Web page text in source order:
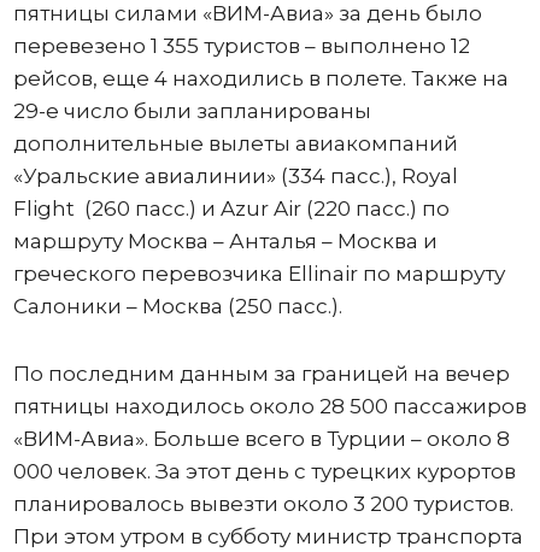
пятницы силами «ВИМ-Авиа» за день было
перевезено 1 355 туристов – выполнено 12
рейсов, еще 4 находились в полете. Также на
29-е число были запланированы
дополнительные вылеты авиакомпаний
«Уральские авиалинии» (334 пасc.), Royal
Flight (260 пасс.) и Azur Air (220 пасс.) по
маршруту Москва – Анталья – Москва и
греческого перевозчика Ellinair по маршруту
Салоники – Москва (250 пасс.).
По последним данным за границей на вечер
пятницы находилось около 28 500 пассажиров
«ВИМ-Авиа». Больше всего в Турции – около 8
000 человек. За этот день с турецких курортов
планировалось вывезти около 3 200 туристов.
При этом утром в субботу министр транспорта